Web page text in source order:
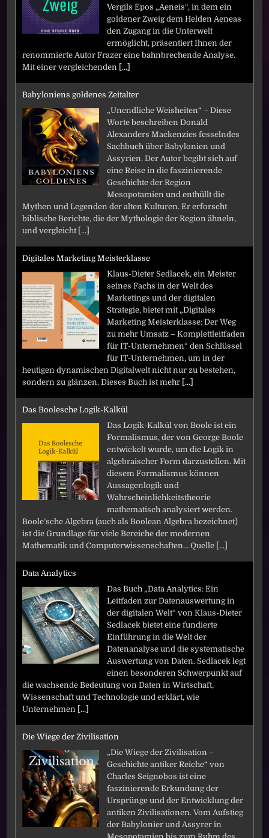
Vergils Epos „Aeneis“, in dem ein
goldener Zweig dem Helden Aeneas
den Zugang in die Unterwelt
ermöglicht, präsentiert Ihnen der
renommierte Autor Frazer eine bahnbrechende Analyse.
Mit einer vergleichenden [...]
Babyloniens goldenes Zeitalter
„Unendliche Weisheiten“ – Diese
Worte beschreiben Donald
Alexanders Mackenzies fesselndes
Sachbuch über Babylonien und
Assyrien. Der Autor begibt sich auf
eine Reise in die faszinierende
Geschichte der Region
Mesopotamien und enthüllt die
Mythen und Legenden der alten Kulturen. Er erforscht
biblische Berichte, die der Mythologie der Region ähneln,
und vergleicht [...]
Digitales Marketing Meisterklasse
Klaus-Dieter Sedlacek, ein Meister
seines Fachs in der Welt des
Marketings und der digitalen
Strategie, bietet mit „Digitales
Marketing Meisterklasse: Der Weg
zu mehr Umsatz – Komplettleitfaden
für IT-Unternehmen“ den Schlüssel
für IT-Unternehmen, um in der
heutigen dynamischen Digitalwelt nicht nur zu bestehen,
sondern zu glänzen. Dieses Buch ist mehr [...]
Das Boolesche Logik-Kalkül
Das Logik-Kalkül von Boole ist ein
Formalismus, der von George Boole
entwickelt wurde, um die Logik in
algebraischer Form darzustellen. Mit
diesem Formalismus können
Aussagenlogik und
Wahrscheinlichkeitstheorie
mathematisch analysiert werden.
Boole’sche Algebra (auch als Boolean Algebra bezeichnet)
ist die Grundlage für viele Bereiche der modernen
Mathematik und Computerwissenschaften… Quelle [...]
Data Analytics
Das Buch „Data Analytics: Ein
Leitfaden zur Datenauswertung in
der digitalen Welt“ von Klaus-Dieter
Sedlacek bietet eine fundierte
Einführung in die Welt der
Datenanalyse und die systematische
Auswertung von Daten. Sedlacek legt
einen besonderen Schwerpunkt auf
die wachsende Bedeutung von Daten in Wirtschaft,
Wissenschaft und Technologie und erklärt, wie
Unternehmen [...]
Die Wiege der Zivilisation
„Die Wiege der Zivilisation –
Geschichte antiker Reiche“ von
Charles Seignobos ist eine
faszinierende Erkundung der
Ursprünge und der Entwicklung der
antiken Zivilisationen. Vom Aufstieg
der Babylonier und Assyrer in